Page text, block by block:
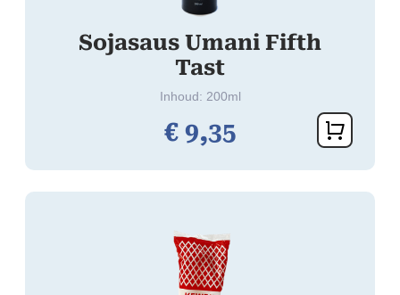
Sojasaus Umani Fifth
Tast
Inhoud: 200ml
€9,35